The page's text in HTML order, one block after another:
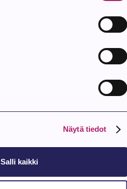
Näytä tiedot
Salli kaikki